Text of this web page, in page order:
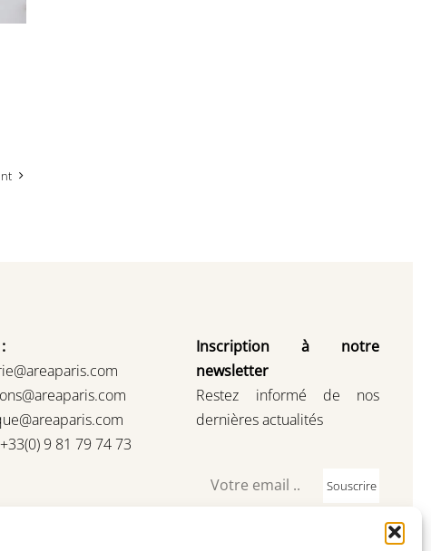
9 81 79 74 73
Inscription à notre
newsletter
Restez informé de nos
dernières actualités
Souscrire